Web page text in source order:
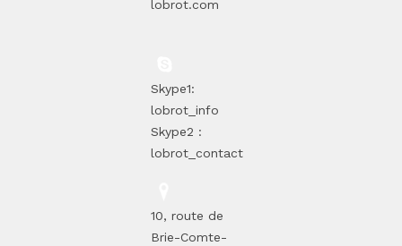
lobrot.com
Skype1:
lobrot_info
Skype2 :
lobrot_contact
10, route de
Brie-Comte-